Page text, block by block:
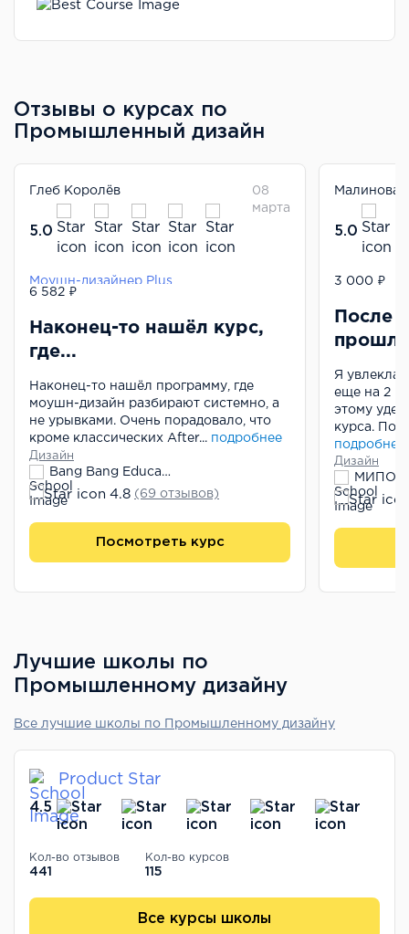
Отзывы о курсах по
Промышленный дизайн
Глеб Королёв
5.0
08
марта
Моушн-дизайнер Plus
6 582 ₽
Наконец-то нашёл курс,
где...
Наконец-то нашёл программу, где
моушн-дизайн разбирают системно, а
не урывками. Очень порадовало, что
кроме классических After... подробнее
Дизайн
Bang Bang Education
4.8 (69 отзывов)
Посмотреть курс
Малинова
5.0
3 000 ₽
После
прошла
Я
еще на 2
этому
курса.
подробнее
Дизайн
МИПО
Лучшие школы по
Промышленному дизайну
Все лучшие школы по Промышленному дизайну
Product Star
4.5
Кол-во отзывов
441
Кол-во курсов
115
Все курсы школы